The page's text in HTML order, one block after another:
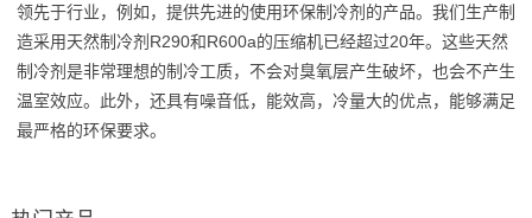
领先于行业，例如，提供先进的使用环保制冷剂的产品。我们生产制
造采用天然制冷剂R290和R600a的压缩机已经超过20年。这些天然
制冷剂是非常理想的制冷工质，不会对臭氧层产生破坏，也会不产生
温室效应。此外，还具有噪音低，能效高，冷量大的优点，能够满足
最严格的环保要求。